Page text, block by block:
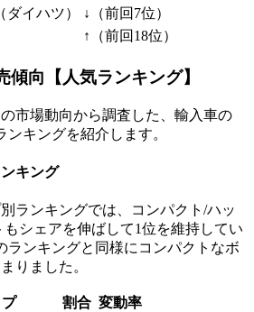
イハツ）
↓（前回7位）
↑（前回18位）
向【人気ランキング】
市場動向から調査した、輸入車の
ンキングを紹介します。
キング
ランキングでは、コンパクト/ハッ
シェアを伸ばして1位を維持してい
ランキングと同様にコンパクトなボ
りました。
割合 変動率